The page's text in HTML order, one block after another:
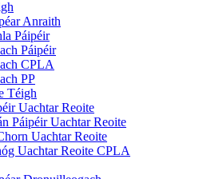
Anraith
Páipéir
Páipéir
CPLA
PP
Téigh
Uachtar Reoite
Páipéir Uachtar Reoite
Uachtar Reoite
Uachtar Reoite CPLA